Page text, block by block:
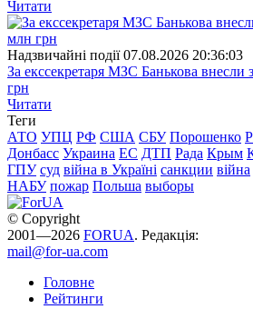
Читати
Надзвичайні події 07.08.2026 20:36:03
За екссекретаря МЗС Банькова внесли
грн
Читати
Теги
АТО УПЦ РФ США СБУ Порошенко
Донбасс Украина ЕС ДТП Рада Крым
ГПУ суд війна в Україні санкции війна
НАБУ пожар Польша выборы
© Copyright
2001—2026 FORUA. Редакція:
mail@for-ua.com
Головне
Рейтинги